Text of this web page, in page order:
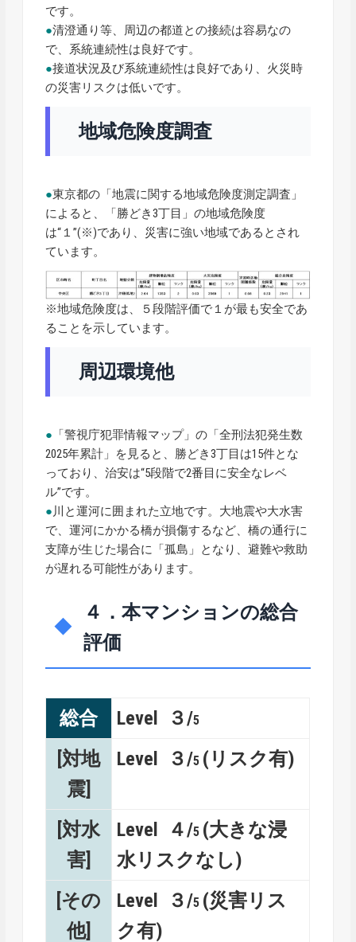
です。
●清澄通り等、周辺の都道との接続は容易なの
で、系統連続性は良好です。
●接道状況及び系統連続性は良好であり、火災時
の災害リスクは低いです。
地域危険度調査
●東京都の「地震に関する地域危険度測定調査」
によると、「勝どき3丁目」の地域危険度
は“１”(※)であり、災害に強い地域であるとされ
ています。
※地域危険度は、５段階評価で１が最も安全であ
ることを示しています。
周辺環境他
● 「警視庁犯罪情報マップ」の「全刑法犯発生数
2025年累計」を見ると、勝どき3丁目は15件とな
っており、治安は“5段階で2番目に安全なレベ
ル”です。
●川と運河に囲まれた立地です。大地震や大水害
で、運河にかかる橋が損傷するなど、橋の通行に
支障が生じた場合に「孤島」となり、避難や救助
が遅れる可能性があります。
４．本マンションの総合
評価
総合 Level ３/5
[対地
震]
Level ３/5 (リスク有)
[対水
害]
Level ４/5 (大きな浸
水リスクなし)
[その
他]
Level ３/5 (災害リス
ク有)